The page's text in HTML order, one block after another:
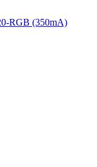
RGB (350mA)